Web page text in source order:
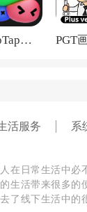
主要还是看中
会自动记录
试设备或者安
TapTap国际版2026
活服务 系
在日常生活中必
生活带来很多的
了线下生活中的